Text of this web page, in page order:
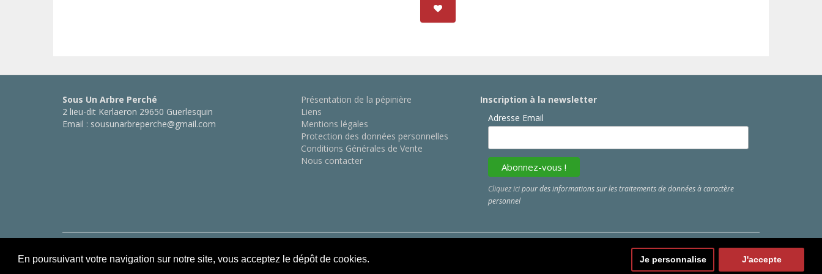
En poursuivant votre navigation sur notre site, vous acceptez le dépôt de cookies. Je personnalise J'accepte
Sous Un Arbre Perché
2 lieu-dit Kerlaeron 29650 Guerlesquin
Email : sousunarbreperche@gmail.com
Présentation de la pépinière
Liens
Mentions légales
Protection des données personnelles
Conditions Générales de Vente
Nous contacter
Inscription à la newsletter
Adresse Email
Cliquez icipour des informations sur les traitements de données à caractère
personnel